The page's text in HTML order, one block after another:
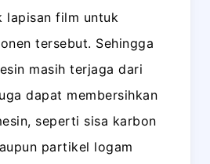
lapisan film untuk
tersebut. Sehingga
masih terjaga dari
dapat membersihkan
seperti sisa karbon
partikel logam